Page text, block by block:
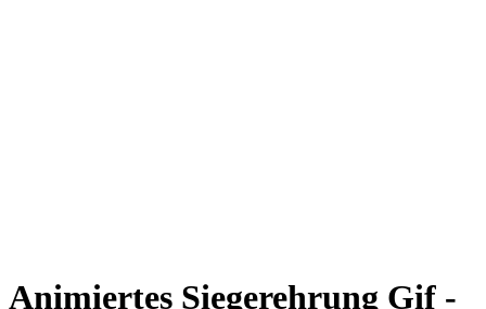
Animiertes Siegerehrung Gif -